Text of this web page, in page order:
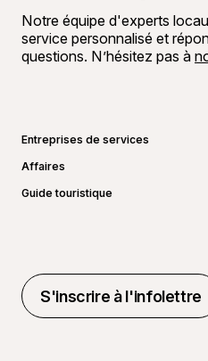
Notre équipe d'experts
service personnalisé et
questions. N’hésitez pas à
Entreprises de services
Affaires
Guide touristique
S'inscrire à l'infolettre
S'inscrire à l'infolettre